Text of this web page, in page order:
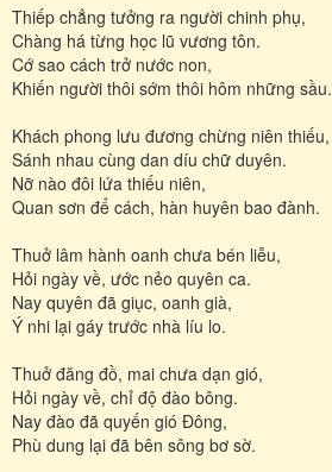
Thiếp chẳng tưởng ra người chinh phụ,
Chàng há từng học lũ vương tôn.
Cớ sao cách trở nước non,
Khiến người thôi sớm thôi hôm những sầu.
Khách phong lưu đương chừng niên thiếu,
Sánh nhau cùng dan díu chữ duyên.
Nỡ nào đôi lứa thiếu niên,
Quan sơn để cách, hàn huyên bao đành.
Thuở lâm hành oanh chưa bén liễu,
Hỏi ngày về, ước nẻo quyên ca.
Nay quyên đã giục, oanh già,
Ý nhi lại gáy trước nhà líu lo.
Thuở đăng đồ, mai chưa dạn gió,
Hỏi ngày về, chỉ độ đào bông.
Nay đào đã quyến gió Đông,
Phù dung lại đã bên sông bơ sờ.